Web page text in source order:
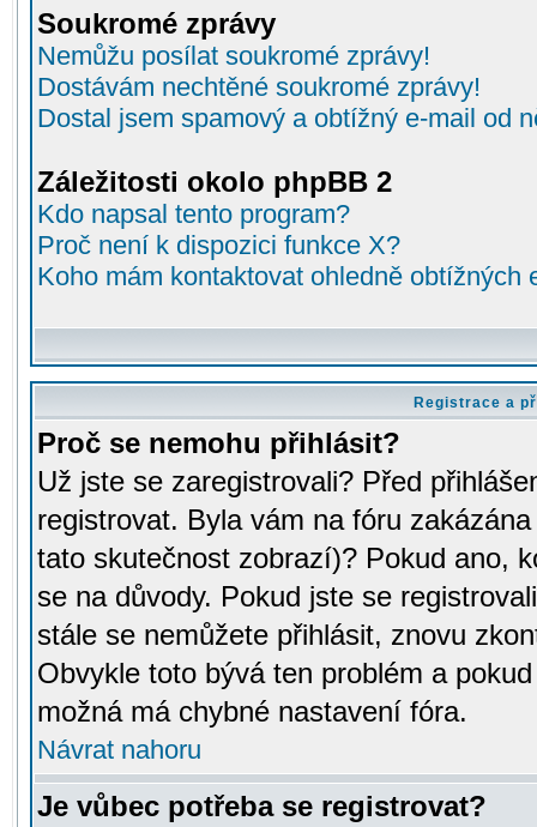
Soukromé zprávy
Nemůžu posílat soukromé zprávy!
Dostávám nechtěné soukromé zprávy!
Dostal jsem spamový a obtížný e-mail od
Záležitosti okolo phpBB 2
Kdo napsal tento program?
Proč není k dispozici funkce X?
Koho mám kontaktovat ohledně
Registrace a
Proč se nemohu přihlásit?
Už jste se zaregistrovali? Před
registrovat. Byla vám na fóru
tato skutečnost zobrazí)? Pokud ano,
se na důvody. Pokud jste se
stále se nemůžete přihlásit, znovu
Obvykle toto bývá ten problém a
možná má chybné nastavení fóra.
Návrat nahoru
Je vůbec potřeba se registrovat?